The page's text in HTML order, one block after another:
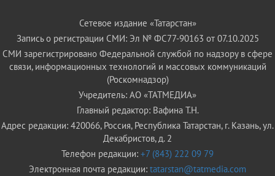
Сетевое издание «Татарстан»
Запись о регистрации СМИ: Эл № ФС77-90163 от 07.10.2025
СМИ зарегистрировано Федеральной службой по надзору в сфере
связи, информационных технологий и массовых коммуникаций
(Роскомнадзор)
Учредитель: АО «ТАТМЕДИА»
Главный редактор: Вафина Т.Н.
Адрес редакции: 420066, Россия, Республика Татарстан, г. Казань, ул.
Декабристов, д. 2
Телефон редакции: +7 (843) 222 09 79
Электронная почта редакции: tatarstan@tatmedia.com